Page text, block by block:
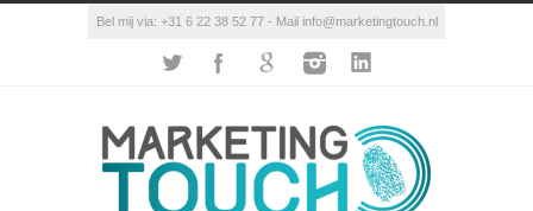
Bel mij via: +31 6 22 38 52 77 - Mail info@marketingtouch.nl